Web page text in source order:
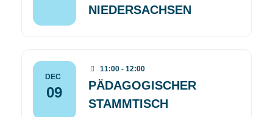
NIEDERSACHSEN
DEC
09
11:00 - 12:00
PÄDAGOGISCHER
STAMMTISCH